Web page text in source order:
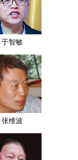
于智敏
张维波